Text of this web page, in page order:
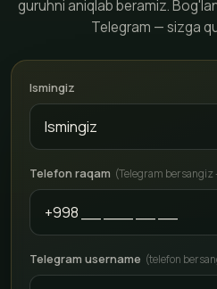
guruhni aniqlab beramiz.
Telegram — sizga
Ismingiz
Telefon raqam (Telegram
Telegram username (telefon